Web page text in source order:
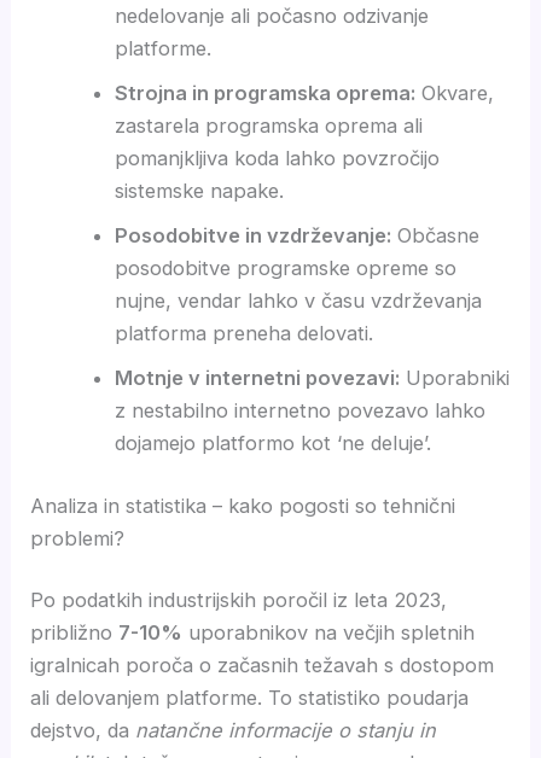
nedelovanje ali počasno odzivanje
platforme.
Strojna in programska oprema: Okvare,
zastarela programska oprema ali
pomanjkljiva koda lahko povzročijo
sistemske napake.
Posodobitve in vzdrževanje: Občasne
posodobitve programske opreme so
nujne, vendar lahko v času vzdrževanja
platforma preneha delovati.
Motnje v internetni povezavi: Uporabniki
z nestabilno internetno povezavo lahko
dojamejo platformo kot ‘ne deluje’.
Analiza in statistika – kako pogosti so tehnični
problemi?
Po podatkih industrijskih poročil iz leta 2023,
približno 7-10% uporabnikov na večjih spletnih
igralnicah poroča o začasnih težavah s dostopom
ali delovanjem platforme. To statistiko poudarja
dejstvo, da natančne informacije o stanju in